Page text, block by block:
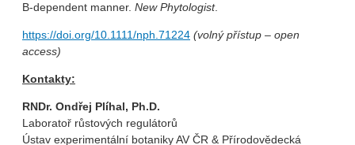
B-dependent manner. New Phytologist.
https://doi.org/10.1111/nph.71224 (volný přístup – open
access)
Kontakty:
RNDr. Ondřej Plíhal, Ph.D.
Laboratoř růstových regulátorů
Ústav experimentální botaniky AV ČR & Přírodovědecká